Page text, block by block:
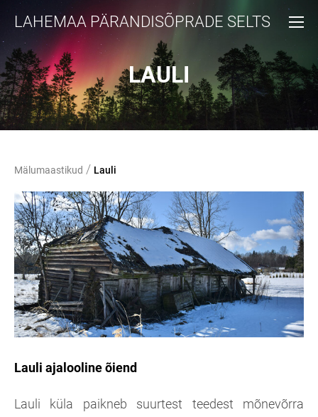
LAHEMAA PÄRANDISÕPRADE SELTS
LAULI
Mälumaastikud / Lauli
Lauli ajalooline õiend
Lauli küla paikneb suurtest teedest mõnevõrra